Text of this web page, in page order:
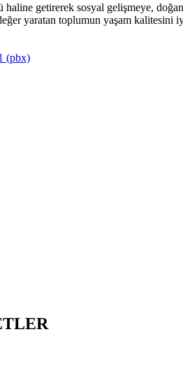
getirerek sosyal gelişmeye,
yaratan toplumun yaşam kalitesini
(pbx)